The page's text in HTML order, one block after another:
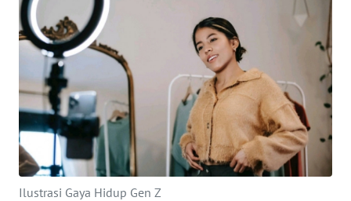
Ilustrasi Gaya Hidup Gen Z
BAJO
OPINI
Informasi
INDEKS
BERITA
KONTAK